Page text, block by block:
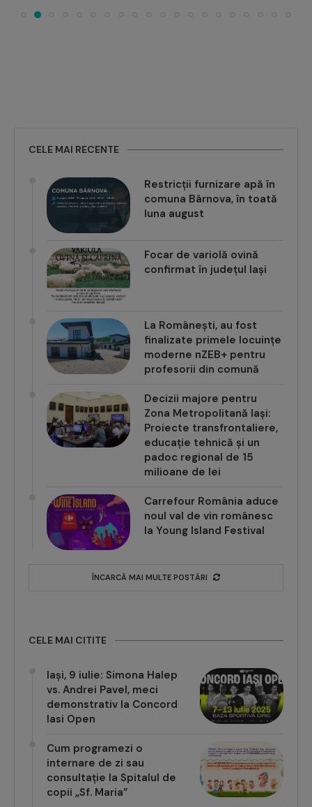
CELE MAI RECENTE
Restricții furnizare apă în
comuna Bârnova, în toată
luna august
Focar de variolă ovină
confirmat în județul Iași
La Românești, au fost
finalizate primele locuințe
moderne nZEB+ pentru
profesorii din comună
Decizii majore pentru
Zona Metropolitană Iași:
Proiecte transfrontaliere,
educație tehnică și un
padoc regional de 15
milioane de lei
Carrefour România aduce
noul val de vin românesc
la Young Island Festival
ÎNCARCĂ MAI MULTE POSTĂRI
CELE MAI CITITE
Iași, 9 iulie: Simona Halep
vs. Andrei Pavel, meci
demonstrativ la Concord
Iasi Open
Cum programezi o
internare de zi sau
consultație la Spitalul de
copii „Sf. Maria”